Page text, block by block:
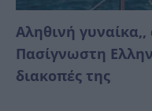
Αληθινή
Πασίγνωστη
διακοπές της